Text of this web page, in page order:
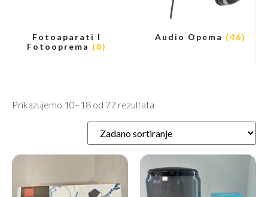
Fotoaparati I
Fotooprema (8)
Audio Opema (46)
Prikazujemo 10–18 od 77 rezultata